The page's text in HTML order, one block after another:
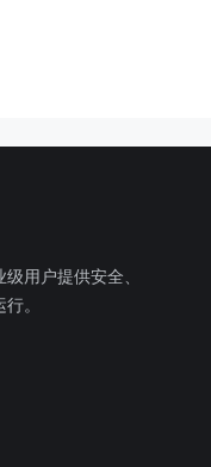
用户提供安全、
。